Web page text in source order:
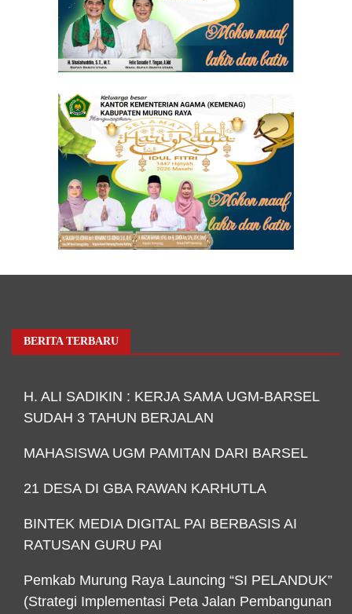
BERITA TERBARU
H. ALI SADIKIN : KERJA SAMA UGM-BARSEL
SUDAH 3 TAHUN BERJALAN
MAHASISWA UGM PAMITAN DARI BARSEL
21 DESA DI GBA RAWAN KARHUTLA
BINTEK MEDIA DIGITAL PAI BERBASIS AI
RATUSAN GURU PAI
Pemkab Murung Raya Launcing “SI PELANDUK”
(Strategi Implementasi Peta Jalan Pembangunan